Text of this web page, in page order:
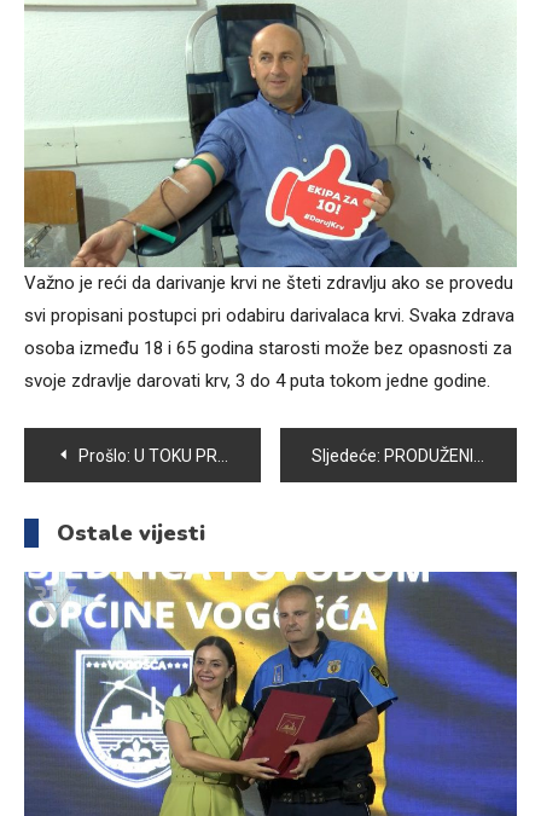
Važno je reći da darivanje krvi ne šteti zdravlju ako se provedu
svi propisani postupci pri odabiru darivalaca krvi. Svaka zdrava
osoba između 18 i 65 godina starosti može bez opasnosti za
svoje zdravlje darovati krv, 3 do 4 puta tokom jedne godine.
Navigacija
članaka
Prošlo: U TOKU PRIPREME ZA INTERNACIONALNI KARATE TURNIR “VOGOŠĆA OPEN 2023” Sljedeće: PRODUŽENI BORAVAK OŠ „ZAJKO DELIĆ“
Ostale vijesti